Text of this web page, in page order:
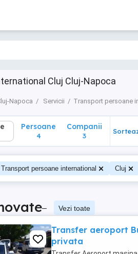
Cluj Cluj-Napoca
Napoca Servicii Transport persoane
Persoane
4
Companii
3
Transport persoane international Cluj
– Vezi toate
Transfer aeroport
privata